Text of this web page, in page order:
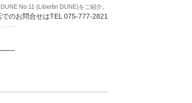
No.11 (Libertin DUNE)をご紹介。